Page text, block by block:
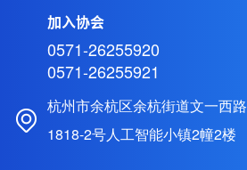
加入协会
0571-26255920
0571-26255921
杭州市余杭区余杭街道文一西路
1818-2号人工智能小镇2幢2楼